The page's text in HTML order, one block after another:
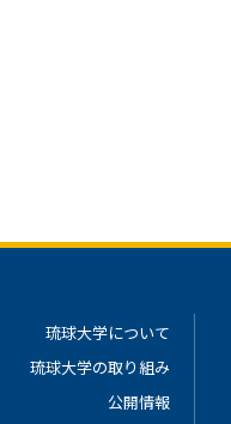
琉球大学について
琉球大学の取り組み
公開情報